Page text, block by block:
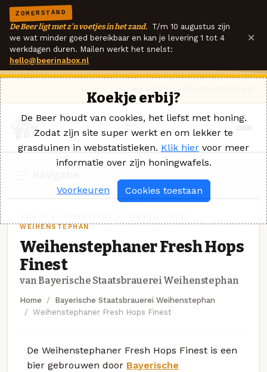
ZOMERSTAND
De Beer ligt met z'n voetjes in het zand. T/m 10 augustus zijn
we wat minder goed bereikbaar en kan je levering 1 tot 4
werkdagen duren. Mailen werkt het snelst:
hello@beerinabox.nl
×
WEIHENSTEPHAN
Weihenstephaner Fresh Hops
Finest
van Bayerische Staatsbrauerei Weihenstephan
Home
Bayerische Staatsbrauerei Weihenstephan
Weihenstephaner Fresh Hops Finest
De Weihenstephaner Fresh Hops Finest is een
bier gebrouwen door Bayerische
Koekje erbij?
De Beer houdt van cookies, het liefst met honing.
Zodat zijn site super werkt en om lekker te
grasduinen in webstatistieken. Klik hier voor meer
informatie over zijn honingwafels.
Voorkeuren Cookies toestaan